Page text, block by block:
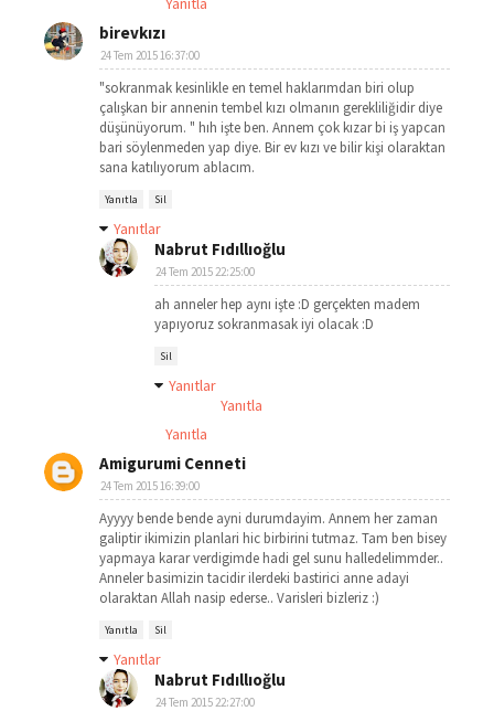
birevkızı
24 Tem 2015 16:37:00
"sokranmak kesinlikle en temel haklarımdan biri olup
çalışkan bir annenin tembel kızı olmanın gerekliliğidir diye
düşünüyorum. " hıh işte ben. Annem çok kızar bi iş yapcan
bari söylenmeden yap diye. Bir ev kızı ve bilir kişi olaraktan
sana katılıyorum ablacım.
Yanıtla Sil
Yanıtlar
Nabrut Fıdıllıoğlu
24 Tem 2015 22:25:00
ah anneler hep aynı işte :D gerçekten madem
yapıyoruz sokranmasak iyi olacak :D
Sil
Yanıtlar
Yanıtla
Yanıtla
Amigurumi Cenneti
24 Tem 2015 16:39:00
Ayyyy bende bende ayni durumdayim. Annem her zaman
galiptir ikimizin planlari hic birbirini tutmaz. Tam ben bisey
yapmaya karar verdigimde hadi gel sunu halledelimmder..
Anneler basimizin tacidir ilerdeki bastirici anne adayi
olaraktan Allah nasip ederse.. Varisleri bizleriz :)
Yanıtla Sil
Yanıtlar
Nabrut Fıdıllıoğlu
24 Tem 2015 22:27:00